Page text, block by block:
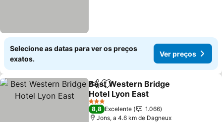
Selecione as datas para ver os preços
exatos.
Ver preços
PartilharAdicionar aos favoritos
Best Western Bridge
Hotel Lyon East
Ver preços
3 Estrelas
8,8 Excelente
1.066
Jons, a 4.6 km de Dagneux